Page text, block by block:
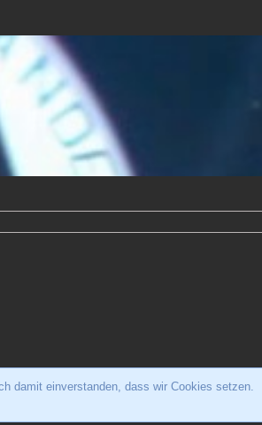
damit einverstanden, dass wir Cookies setzen.